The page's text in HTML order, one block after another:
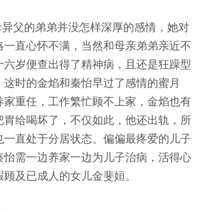
父的弟弟并没怎样深厚的感情，她对
直心怀不满，当然和母亲弟弟亲近不
岁便查出得了精神病，且还是狂躁型
时的金焰和秦怡早过了感情的蜜月
重任，工作繁忙顾不上家，金焰也有
给喝坏了，不仅如此，他还出轨，所
直处于分居状态。偏偏最疼爱的儿子
怡需一边养家一边为儿子治病，活得心
及已成人的女儿金斐姮。